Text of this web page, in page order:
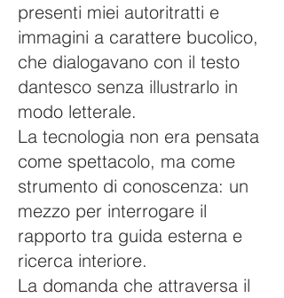
presenti miei autoritratti e
immagini a carattere bucolico,
che dialogavano con il testo
dantesco senza illustrarlo in
modo letterale.
La tecnologia non era pensata
come spettacolo, ma come
strumento di conoscenza: un
mezzo per interrogare il
rapporto tra guida esterna e
ricerca interiore.
La domanda che attraversa il